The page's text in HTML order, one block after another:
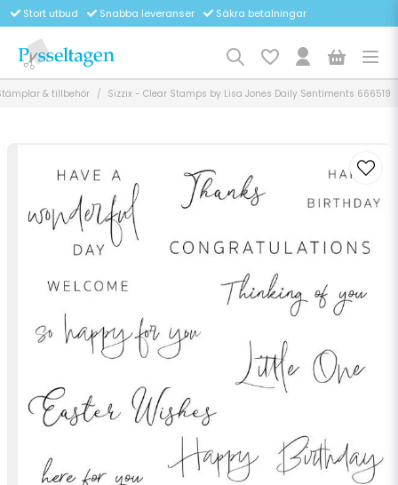
Stort utbud Snabba leveranser Säkra betalningar
& tillbehör Sizzix - Clear Stamps by Lisa Jones Daily Sentiments 666519